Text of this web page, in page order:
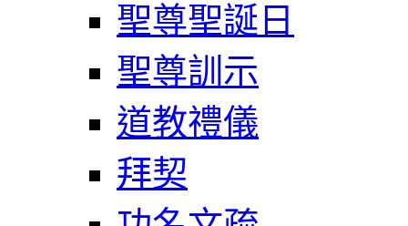
聖尊聖誕日
聖尊訓示
道教禮儀
拜契